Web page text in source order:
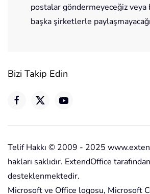
postalar göndermeyeceğiz
başka şirketlerle
Bizi Takip Edin
Telif Hakkı © 2009 - 2025
hakları saklıdır. ExtendOffice tarafından
desteklenmektedir.
Microsoft ve Office logosu, Microsoft